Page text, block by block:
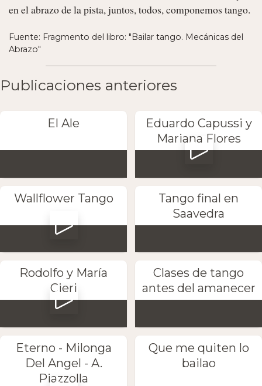
en el abrazo de la pista, juntos, todos, componemos tango.
Fuente: Fragmento del libro: "Bailar tango. Mecánicas del
Abrazo"
Publicaciones anteriores
El Ale
Eduardo Capussi y
Mariana Flores
Wallflower Tango
Tango final en
Saavedra
Rodolfo y María
Cieri
Clases de tango
antes del amanecer
Eterno - Milonga
Del Angel - A.
Piazzolla
Que me quiten lo
bailao